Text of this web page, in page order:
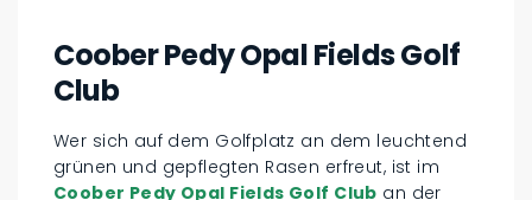
Coober Pedy Opal Fields Golf
Club
Wer sich auf dem Golfplatz an dem leuchtend
grünen und gepflegten Rasen erfreut, ist im
Coober Pedy Opal Fields Golf Club an der